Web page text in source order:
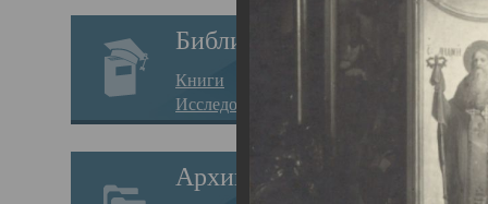
Библиотека
Книги
Исследования
Архив